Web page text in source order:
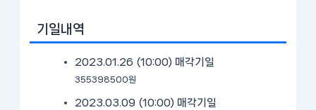
기일내역
2023.01.26 (10:00) 매각기일
355398500원
2023.03.09 (10:00) 매각기일